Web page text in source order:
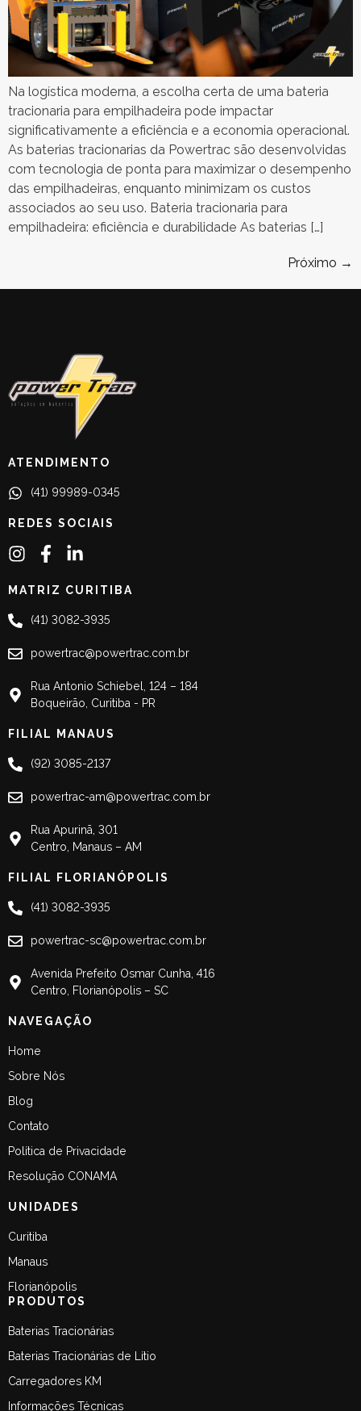
Na logística moderna, a escolha certa de uma bateria
tracionaria para empilhadeira pode impactar
significativamente a eficiência e a economia operacional.
As baterias tracionarias da Powertrac são desenvolvidas
com tecnologia de ponta para maximizar o desempenho
das empilhadeiras, enquanto minimizam os custos
associados ao seu uso. Bateria tracionaria para
empilhadeira: eficiência e durabilidade As baterias […]
Próximo →
ATENDIMENTO
(41) 99989-0345
REDES SOCIAIS
MATRIZ CURITIBA
(41) 3082-3935
powertrac@powertrac.com.br
Rua Antonio Schiebel, 124 – 184
Boqueirão, Curitiba - PR
FILIAL MANAUS
(92) 3085-2137
powertrac-am@powertrac.com.br
Rua Apurinã, 301
Centro, Manaus – AM
FILIAL FLORIANÓPOLIS
(41) 3082-3935
powertrac-sc@powertrac.com.br
Avenida Prefeito Osmar Cunha, 416
Centro, Florianópolis – SC
NAVEGAÇÃO
Home
Sobre Nós
Blog
Contato
Política de Privacidade
Resolução CONAMA
UNIDADES
Curitiba
Manaus
Florianópolis
PRODUTOS
Baterias Tracionárias
Baterias Tracionárias de Lítio
Carregadores KM
Informações Técnicas